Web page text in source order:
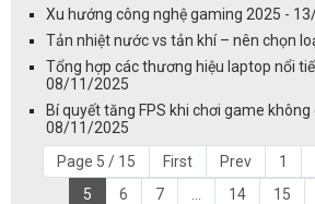
Xu hướng công nghệ gaming 2025 -
Tản nhiệt nước vs tản khí – nên chọn
Tổng hợp các thương hiệu laptop nổi
08/11/2025
Bí quyết tăng FPS khi chơi game
08/11/2025
Page 5 / 15
First Prev 1
5
6 7 14 15